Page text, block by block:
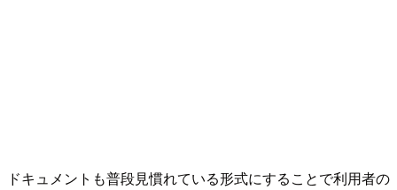
ドキュメントも普段見慣れている形式にすることで利用者の